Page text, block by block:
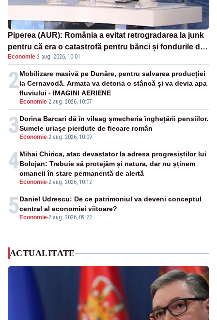
Piperea (AUR): România a evitat retrogradarea la junk
pentru că era o catastrofă pentru bănci și fondurile de
pensii
Economie·2 aug. 2026, 10:01
2
Economie-2 aug. 2026, 10:07
Mobilizare masivă pe Dunăre, pentru salvarea producției
la Cernavodă. Armata va detona o stâncă și va devia apa
fluviului - IMAGINI AERIENE
3 Economie-2 aug. 2026, 10:09
Dorina Barcari dă în vileag șmecheria înghețării pensiilor.
Sumele uriașe pierdute de fiecare român
4
Economie-2 aug. 2026, 10:12
Mihai Chirica, atac devastator la adresa progresiștilor lui
Bolojan: Trebuie să protejăm și natura, dar nu șținem
omaneii în stare permanentă de alertă
5 Economie-2 aug. 2026, 09:22
Daniel Udrescu: De ce patrimoniul va deveni conceptul
central al economiei viitoare?
ACTUALITATE